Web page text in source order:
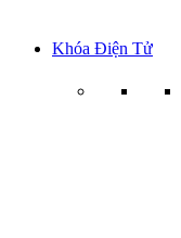
Khóa Điện Tử